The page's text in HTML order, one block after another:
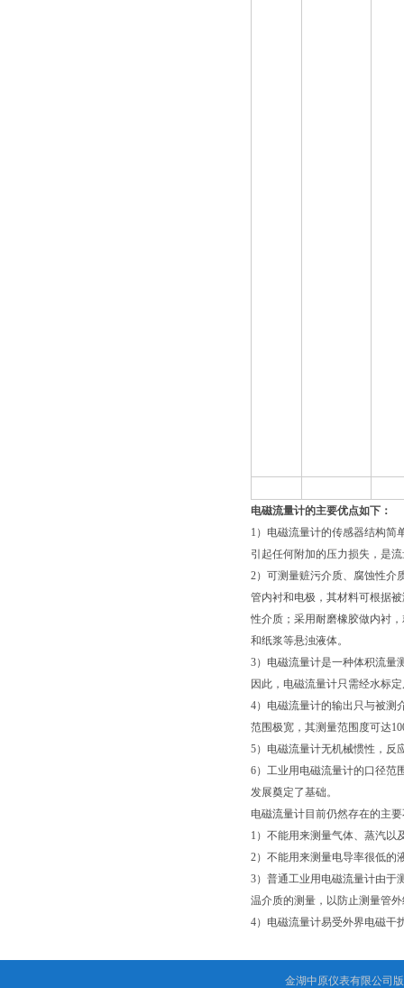
电磁流量计的主要优点如下：
1）电磁流量计的传感器结构简
引起任何附加的压力损失，是
2）可测量赃污介质、腐蚀性介
管内衬和电极，其材料可根据
性介质；采用耐磨橡胶做内衬
和纸浆等悬浊液体。
3）电磁流量计是一种体积流量
因此，电磁流量计只需经水标
4）电磁流量计的输出只与被测
范围极宽，其测量范围度可达
5）电磁流量计无机械惯性，反
6）工业用电磁流量计的口径范
发展奠定了基础。
电磁流量计目前仍然存在的主
1）不能用来测量气体、蒸汽以
2）不能用来测量电导率很低的
3）普通工业用电磁流量计由于
温介质的测量，以防止测量管
4）电磁流量计易受外界电磁干
金湖中原仪表有限公司